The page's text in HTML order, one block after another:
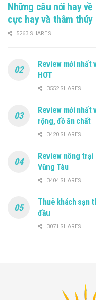
Những câu nói hay
cực hay và thâm thúy
5263 SHARES
Review mới nhất
HOT
3552 SHARES
Review mới nhất
rộng, đồ ăn chất
3420 SHARES
Review nông trại
Vũng Tàu
3404 SHARES
Thuê khách sạn
đầu
3071 SHARES